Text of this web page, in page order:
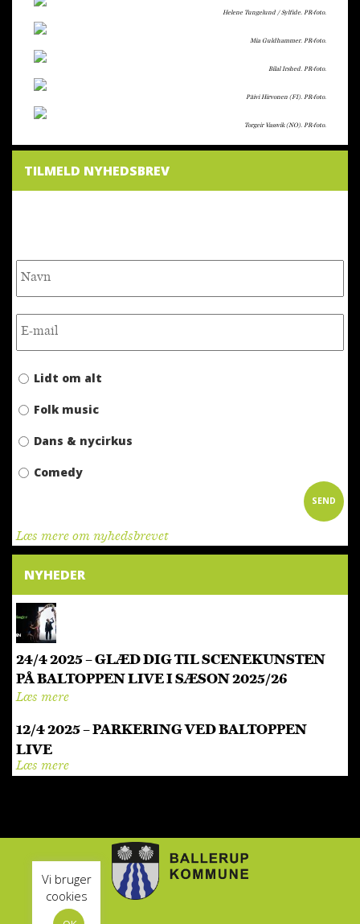
Helene Tungelund / Sylfide. PR-foto.
Mia Guldhammer. PR-foto.
Bilal Irshed. PR-foto.
Päivi Hirvonen (FI). PR-foto.
Torgeir Vassvik (NO). PR-foto.
TILMELD NYHEDSBREV
Lidt om alt
Folk music
Dans & nycirkus
Comedy
Læs mere om nyhedsbrevet
NYHEDER
24/4 2025 – GLÆD DIG TIL SCENEKUNSTEN
PÅ BALTOPPEN LIVE I SÆSON 2025/26
Læs mere
12/4 2025 – PARKERING VED BALTOPPEN
LIVE
Læs mere
Vi bruger
cookies